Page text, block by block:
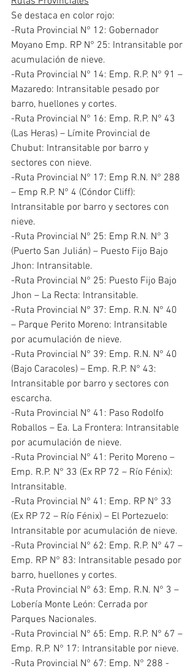
Se destaca en color rojo:
-Ruta Provincial N° 12: Gobernador
Moyano Emp. RP N° 25: Intransitable por
acumulación de nieve.
-Ruta Provincial N° 14: Emp. R.P. N° 91 –
Mazaredo: Intransitable pesado por
barro, huellones y cortes.
-Ruta Provincial N° 16: Emp. R.P. N° 43
(Las Heras) – Límite Provincial de
Chubut: Intransitable por barro y
sectores con nieve.
-Ruta Provincial N° 17: Emp R.N. N° 288
– Emp R.P. N° 4 (Cóndor Cliff):
Intransitable por barro y sectores con
nieve.
-Ruta Provincial N° 25: Emp R.N. N° 3
(Puerto San Julián) – Puesto Fijo Bajo
Jhon: Intransitable.
-Ruta Provincial N° 25: Puesto Fijo Bajo
Jhon – La Recta: Intransitable.
-Ruta Provincial N° 37: Emp. R.N. N° 40
– Parque Perito Moreno: Intransitable
por acumulación de nieve.
-Ruta Provincial N° 39: Emp. R.N. N° 40
(Bajo Caracoles) – Emp. R.P. N° 43:
Intransitable por barro y sectores con
escarcha.
-Ruta Provincial N° 41: Paso Rodolfo
Roballos – Ea. La Frontera: Intransitable
por acumulación de nieve.
-Ruta Provincial N° 41: Perito Moreno –
Emp. R.P. N° 33 (Ex RP 72 – Río Fénix):
Intransitable.
-Ruta Provincial N° 41: Emp. RP N° 33
(Ex RP 72 – Río Fénix) – El Portezuelo:
Intransitable por acumulación de nieve.
-Ruta Provincial N° 62: Emp. R.P. N° 47 –
Emp. RP N° 83: Intransitable pesado por
barro, huellones y cortes.
-Ruta Provincial N° 63: Emp. R.N. N° 3 –
Lobería Monte León: Cerrada por
Parques Nacionales.
-Ruta Provincial N° 65: Emp. R.P. N° 67 –
Emp. R.P. N° 17: Intransitable por nieve.
-Ruta Provincial N° 67: Emp. N° 288 -